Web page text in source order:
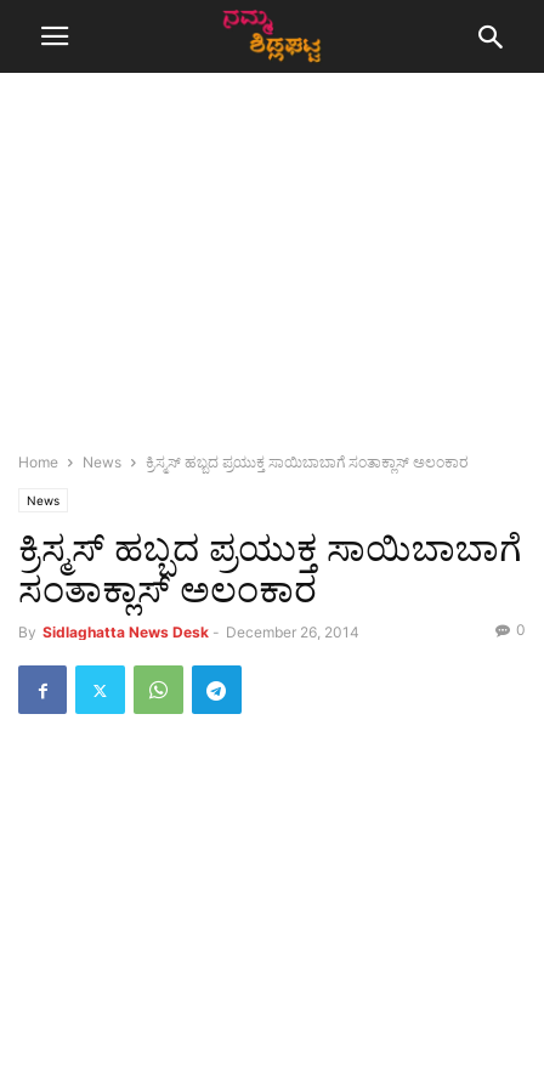
Home News ಕ್ರಿಸ್ಮಸ್ ಹಬ್ಬದ ಪ್ರಯುಕ್ತ ಸಾಯಿಬಾಬಾಗೆ ಸಂತಾಕ್ಲಾಸ್ ಅಲಂಕಾರ
News
ಕ್ರಿಸ್ಮಸ್ ಹಬ್ಬದ ಪ್ರಯುಕ್ತ ಸಾಯಿಬಾಬಾಗೆ
ಸಂತಾಕ್ಲಾಸ್ ಅಲಂಕಾರ
By Sidlaghatta News Desk - December 26, 2014 0